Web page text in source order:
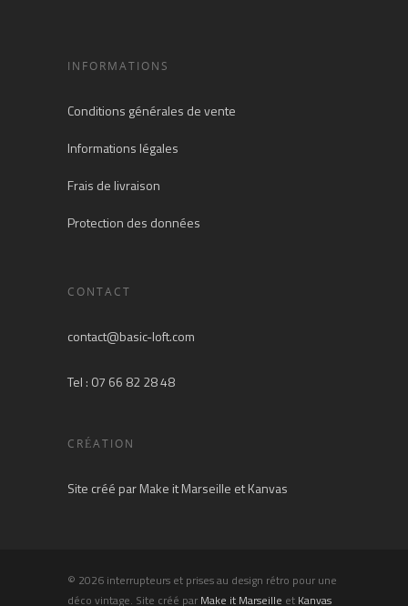
INFORMATIONS
Conditions générales de vente
Informations légales
Frais de livraison
Protection des données
CONTACT
contact@basic-loft.com
Tel : 07 66 82 28 48
CRÉATION
Site créé parMake it Marseille etKanvas
© 2026 interrupteurs et prises au design rétro pour une
déco vintage. Site créé par Make it Marseille et Kanvas